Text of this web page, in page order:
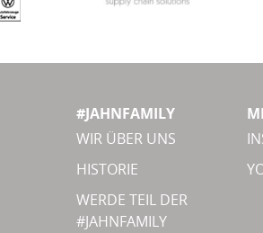
#JAHNFAMILY
WIR ÜBER UNS
HISTORIE
WERDE TEIL DER
#JAHNFAMILY